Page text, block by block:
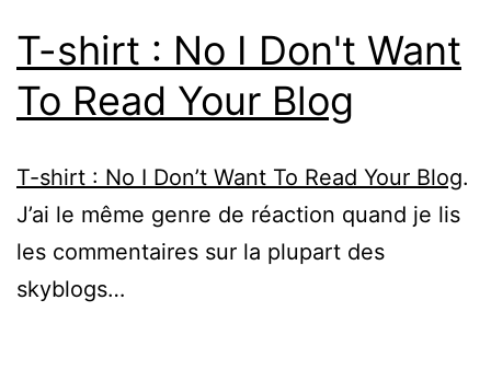
T-shirt : No I Don't Want
To Read Your Blog
T-shirt : No I Don’t Want To Read Your Blog.
J’ai le même genre de réaction quand je lis
les commentaires sur la plupart des
skyblogs…